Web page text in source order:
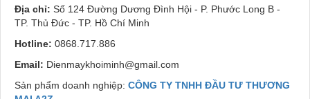
Địa chỉ: Số 124 Đường Dương Đình Hội - P. Phước Long B -
TP. Thủ Đức - TP. Hồ Chí Minh
Hotline: 0868.717.886
Email: Dienmaykhoiminh@gmail.com
Sản phẩm doanh nghiệp: CÔNG TY TNHH ĐẦU TƯ THƯƠNG